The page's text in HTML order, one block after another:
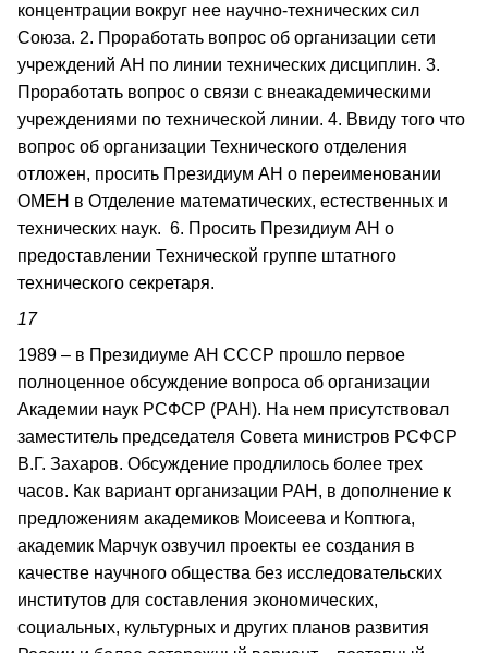
концентрации вокруг нее научно-технических сил
Союза. 2. Проработать вопрос об организации сети
учреждений АН по линии технических дисциплин. 3.
Проработать вопрос о связи с внеакадемическими
учреждениями по технической линии. 4. Ввиду того что
вопрос об организации Технического отделения
отложен, просить Президиум АН о переименовании
ОМЕН в Отделение математических, естественных и
технических наук. 6. Просить Президиум АН о
предоставлении Технической группе штатного
технического секретаря.
17
1989 – в Президиуме АН СССР прошло первое
полноценное обсуждение вопроса об организации
Академии наук РСФСР (РАН). На нем присутствовал
заместитель председателя Совета министров РСФСР
В.Г. Захаров. Обсуждение продлилось более трех
часов. Как вариант организации РАН, в дополнение к
предложениям академиков Моисеева и Коптюга,
академик Марчук озвучил проекты ее созда­ния в
качестве научного общества без исследовательских
институтов для составления экономических,
социальных, культурных и других планов развития